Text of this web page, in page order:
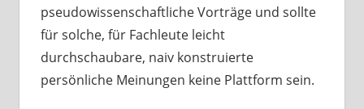
pseudowissenschaftliche Vorträge und sollte
für solche, für Fachleute leicht
durchschaubare, naiv konstruierte
persönliche Meinungen keine Plattform sein.